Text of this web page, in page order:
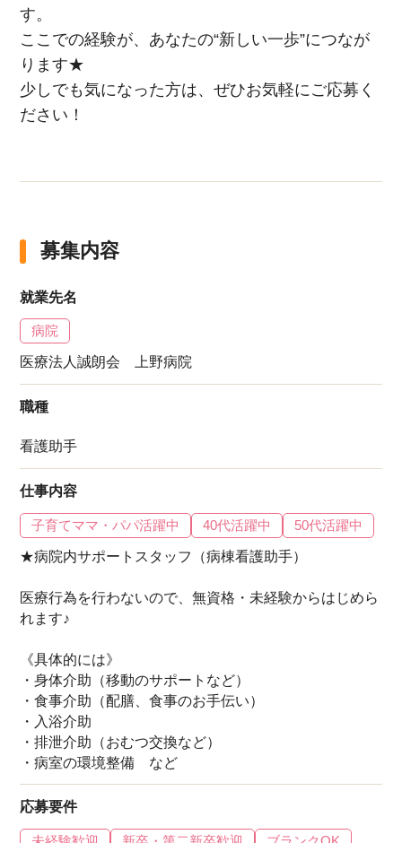
す。
ここでの経験が、あなたの“新しい一歩”につなが
ります★
少しでも気になった方は、ぜひお気軽にご応募く
ださい！
募集内容
就業先名
病院
医療法人誠朗会 上野病院
職種
看護助手
仕事内容
子育てママ・パパ活躍中 40代活躍中 50代活躍中
★病院内サポートスタッフ（病棟看護助手）
医療行為を行わないので、無資格・未経験からはじめら
れます♪
《具体的には》
・身体介助（移動のサポートなど）
・食事介助（配膳、食事のお手伝い）
・入浴介助
・排泄介助（おむつ交換など）
・病室の環境整備 など
応募要件